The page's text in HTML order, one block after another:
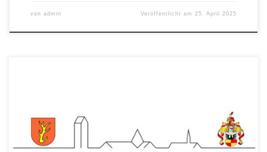
von admin Veröffentlicht am 25. April 2025
Bürger, die Anregungen und Wünsche für den Ortsteil Himmelsthür
haben, zu einer Bürgersprechstunde ein. Diese findet am Montag,
dem 28.4.2025, von 18.00 bis 19.00 Uhr im Bürgermeisterzimmer,